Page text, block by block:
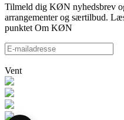
Tilmeld dig KØN nyhedsbrev
arrangementer og særtilbud.
punktet Om KØN
Vent